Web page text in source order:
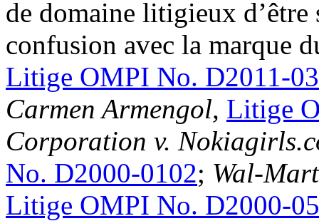
de domaine litigieux
confusion avec la marque
Litige OMPI No. D2011-
Carmen Armengol, Litige
Corporation v.
No. D2000-0102; Wal-
Litige OMPI No. D2000-